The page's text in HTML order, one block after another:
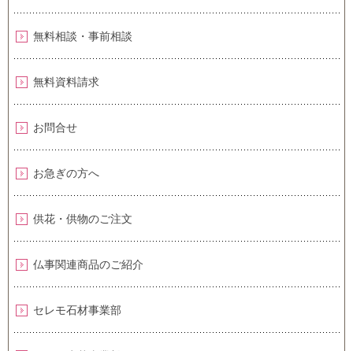
無料相談・事前相談
無料資料請求
お問合せ
お急ぎの方へ
供花・供物のご注文
仏事関連商品のご紹介
セレモ石材事業部